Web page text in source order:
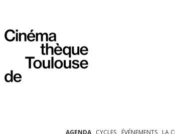
AGENDA CYCLES ÉVÉNEMENTS LA